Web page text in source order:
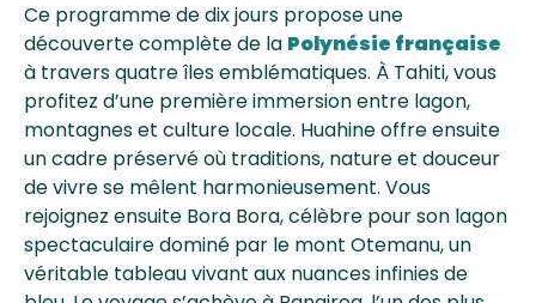
Ce programme de dix jours propose une
découverte complète de la Polynésie française
à travers quatre îles emblématiques. À Tahiti, vous
profitez d’une première immersion entre lagon,
montagnes et culture locale. Huahine offre ensuite
un cadre préservé où traditions, nature et douceur
de vivre se mêlent harmonieusement. Vous
rejoignez ensuite Bora Bora, célèbre pour son lagon
spectaculaire dominé par le mont Otemanu, un
véritable tableau vivant aux nuances infinies de